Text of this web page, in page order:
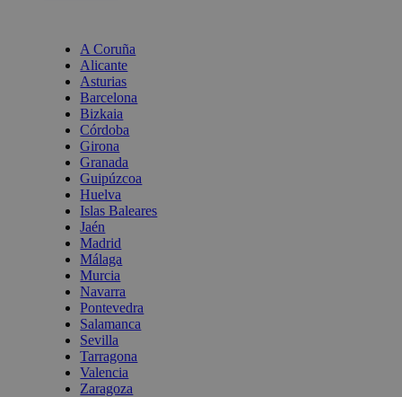
A Coruña
Alicante
Asturias
Barcelona
Bizkaia
Córdoba
Girona
Granada
Guipúzcoa
Huelva
Islas Baleares
Jaén
Madrid
Málaga
Murcia
Navarra
Pontevedra
Salamanca
Sevilla
Tarragona
Valencia
Zaragoza